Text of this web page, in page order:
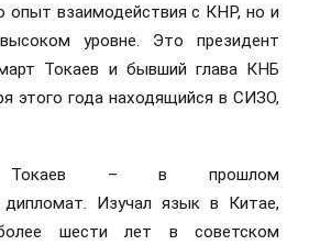
взаимодействия с КНР, но и
уровне. Это президент
Токаев и бывший глава КНБ
этого года находящийся в СИЗО,
Токаев – в прошлом
дипломат. Изучал язык в Китае,
шести лет в советском